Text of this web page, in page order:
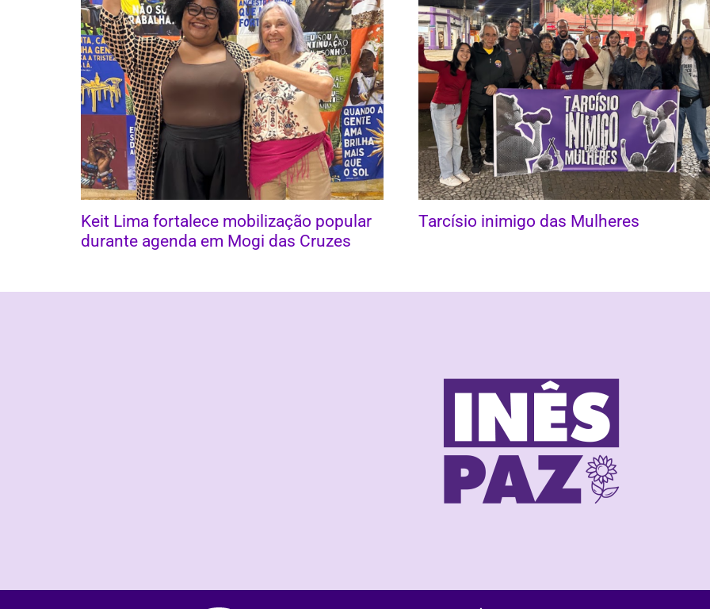
Keit Lima fortalece mobilização popular
durante agenda em Mogi das Cruzes
Tarcísio inimigo das Mulheres